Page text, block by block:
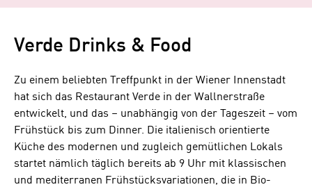
Verde Drinks & Food
Zu einem beliebten Treffpunkt in der Wiener Innenstadt
hat sich das Restaurant Verde in der Wallnerstraße
entwickelt, und das – unabhängig von der Tageszeit – vom
Frühstück bis zum Dinner. Die italienisch orientierte
Küche des modernen und zugleich gemütlichen Lokals
startet nämlich täglich bereits ab 9 Uhr mit klassischen
und mediterranen Frühstücksvariationen, die in Bio-